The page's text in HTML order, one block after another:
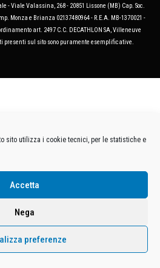
sito utilizza i cookie tecnici, per le statistiche e
Accetta
Nega
preferenze
- Viale Valassina, 268 - 20851 Lissone (MB) Cap. Soc.
Monza e Brianza 02137480964 - R.E.A. MB-1370021 -
art. 2497 C.C. DECATHLON SA, Villeneuve
presenti sul sito sono puramente esemplificative.